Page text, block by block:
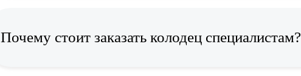
Почему стоит заказать колодец специалистам?